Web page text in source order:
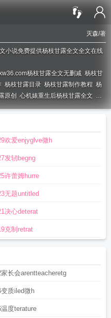
灭森/著
小说免费提供杨枝甘露全文全文在线
杨枝甘露全文无删减 杨枝甘
杨枝甘露目录 杨枝甘露制作教程 杨
原创 心机婊重生后杨枝甘露全文 杨
甘露的集杨枝甘露全文免费阅读杨
唯念杨枝甘露全文
欢爱enjyglve微h
发轫begng
许蕾姆hurre
无题untitled
决心deterat
克制retrat
长会arentteacheretg
质iled微h
度terature